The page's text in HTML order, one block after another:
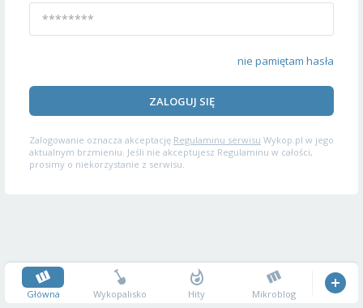
nie pamiętam hasła
ZALOGUJ SIĘ
Zalogowanie oznacza akceptację Regulaminu serwisu Wykop.pl w jego
aktualnym brzmieniu. Jeśli nie akceptujesz Regulaminu w całości,
prosimy o niekorzystanie z serwisu.
Główna Wykopalisko Hity Mikroblog